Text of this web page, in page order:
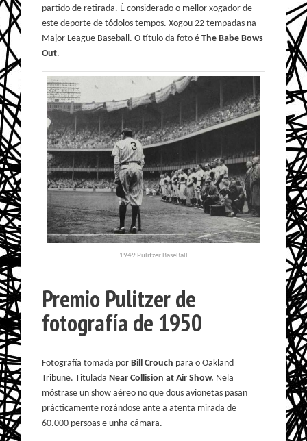
partido de retirada. É considerado o mellor xogador de
este deporte de tódolos tempos. Xogou 22 tempadas na
Major League Baseball. O título da foto éThe Babe Bows
Out.
1949 Pulitzer BaseBall
Premio Pulitzer de
fotografía de 1950
Fotografía tomada porBill Crouch para o Oakland
Tribune. TituladaNear Collision at Air Show. Nela
móstrase un show aéreo no que dous avionetas pasan
prácticamente rozándose ante a atenta mirada de
60.000 persoas e unha cámara.